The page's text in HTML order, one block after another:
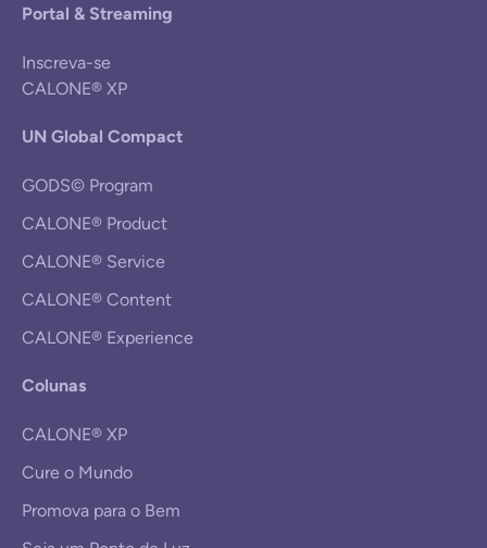
Portal & Streaming
Inscreva-se
CALONE® XP
UN Global Compact
GODS© Program
CALONE® Product
CALONE® Service
CALONE® Content
CALONE® Experience
Colunas
CALONE® XP
Cure o Mundo
Promova para o Bem